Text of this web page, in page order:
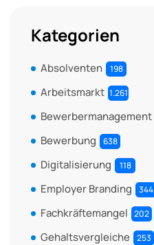
Kategorien
Absolventen 198
Arbeitsmarkt 1.261
Bewerbermanagement
Bewerbung 638
Digitalisierung 118
Employer Branding 344
Fachkräftemangel 202
Gehaltsvergleiche 253